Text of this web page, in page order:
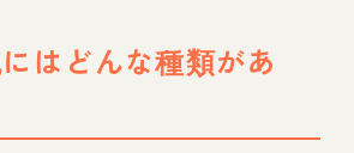
はどんな種類があ